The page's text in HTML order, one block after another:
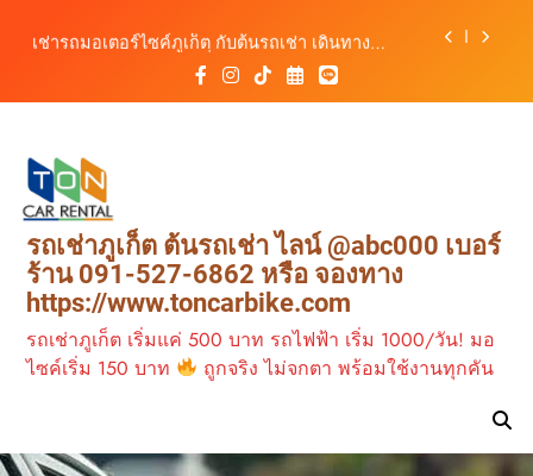
เช่ารถมอเตอร์ไซค์ภูเก็ต กับต้นรถเช่า เดินทาง
สะดวก ราคาประหยัด เริ่มต้นเพียง 150 บาท/วัน
ต้นรถเช่า ครบทุกฟังก์ชันการใช้งาน ครบทุกประเภท
รถ ตอบโจทย์ทุกการเดินทางในภูเก็ต
สิงหาคม–ตุลาคม 2569
ต้นรถเช่าภูเก็ต บริการรถเช่าครบวงจร ราคาคุ้มค่า
เดินทางสะดวกทุกเส้นทาง
เช่ารถมอเตอร์ไซค์ภูเก็ต กับต้นรถเช่า เดินทาง
สะดวก ราคาประหยัด เริ่มต้นเพียง 150 บาท/วัน
ต้นรถเช่า ครบทุกฟังก์ชันการใช้งาน ครบทุกประเภท
รถ ตอบโจทย์ทุกการเดินทางในภูเก็ต
รถเช่าภูเก็ต ต้นรถเช่า ไลน์ @abc000 เบอร์
ร้าน 091-527-6862 หรือ จองทาง
https://www.toncarbike.com
รถเช่าภูเก็ต เริ่มแค่ 500 บาท รถไฟฟ้า เริ่ม 1000/วัน! มอ
ไซค์เริ่ม 150 บาท
ถูกจริง ไม่จกตา พร้อมใช้งานทุกคัน
4 รถเช่าภูเก็ต ยอด
นิยม ต้นรถเช่า ภูเก็ต
5 รถยอดนิยม เช่ารถ
7 อันดับรถเช่าเจ้าดัง